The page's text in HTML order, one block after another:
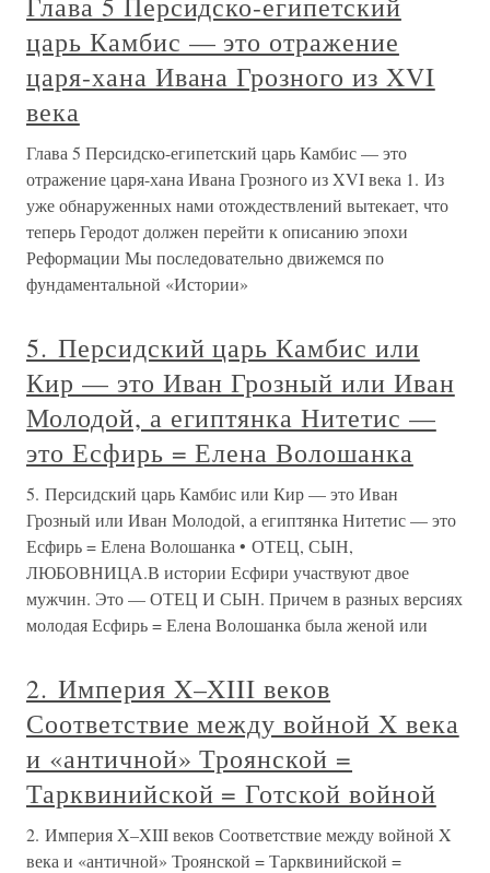
царь Камбис — это отражение
царя-хана Ивана Грозного из XVI
века
Глава 5 Персидско-египетский царь Камбис — это
отражение царя-хана Ивана Грозного из XVI века 1. Из
уже обнаруженных нами отождествлений вытекает, что
теперь Геродот должен перейти к описанию эпохи
Реформации Мы последовательно движемся по
фундаментальной «Истории»
5. Персидский царь Камбис или
Кир — это Иван Грозный или Иван
Молодой, а египтянка Нитетис —
это Есфирь = Елена Волошанка
5. Персидский царь Камбис или Кир — это Иван
Грозный или Иван Молодой, а египтянка Нитетис — это
Есфирь = Елена Волошанка • ОТЕЦ, СЫН,
ЛЮБОВНИЦА.В истории Есфири участвуют двое
мужчин. Это — ОТЕЦ И СЫН. Причем в разных версиях
молодая Есфирь = Елена Волошанка была женой или
2. Империя X–XIII веков
Соответствие между войной X века
и «античной» Троянской =
Тарквинийской = Готской войной
2. Империя X–XIII веков Соответствие между войной X
века и «античной» Троянской = Тарквинийской =